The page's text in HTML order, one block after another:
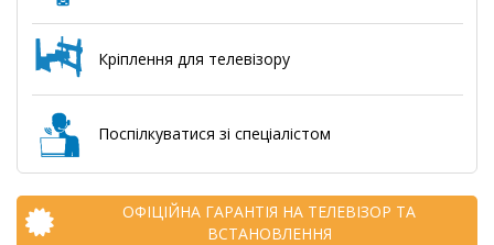
Кріплення для телевізору
Поспілкуватися зі спеціалістом
ОФІЦІЙНА ГАРАНТІЯ НА ТЕЛЕВІЗОР ТА
ВСТАНОВЛЕННЯ